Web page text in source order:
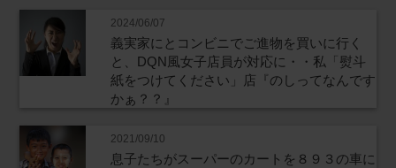
2024/06/07
義実家にとコンビニでご進物を買いに行く
と、DQN風女子店員が対応に・・私「熨斗
紙をつけてください」店『のしってなんです
かぁ？？』
2021/09/10
息子たちがスーパーのカートを８９３の車に